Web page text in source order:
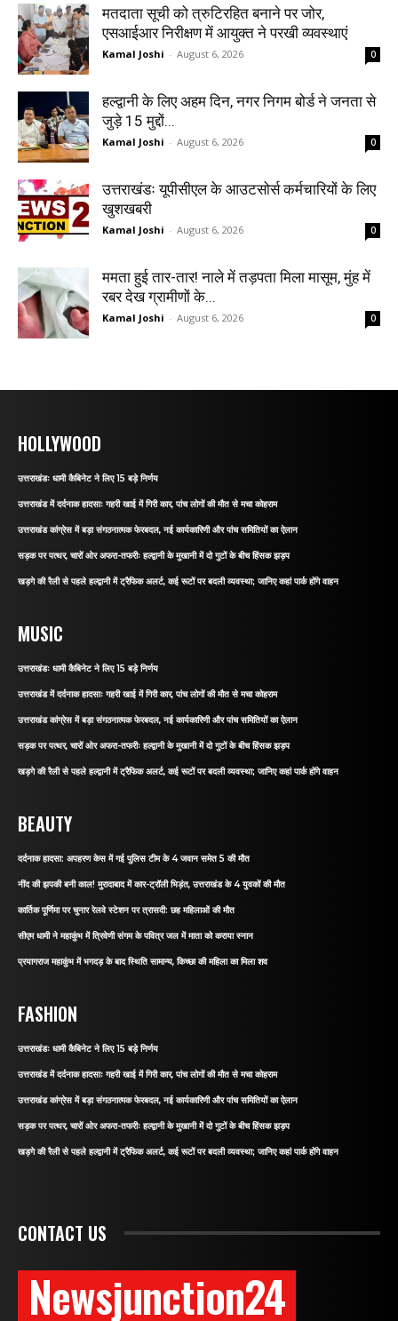
मतदाता सूची को त्रुटिरहित बनाने पर जोर,
एसआईआर निरीक्षण में आयुक्त ने परखी व्यवस्थाएं
Kamal Joshi - August 6, 2026 0
हल्द्वानी के लिए अहम दिन, नगर निगम बोर्ड ने जनता से
जुड़े 15 मुद्दों...
Kamal Joshi - August 6, 2026 0
उत्तराखंडः यूपीसीएल के आउटसोर्स कर्मचारियों के लिए
खुशखबरी
Kamal Joshi - August 6, 2026 0
ममता हुई तार-तार! नाले में तड़पता मिला मासूम, मुंह में
रबर देख ग्रामीणों के...
Kamal Joshi - August 6, 2026 0
HOLLYWOOD
उत्तराखंडः धामी कैबिनेट ने लिए 15 बड़े निर्णय
उत्तराखंड में दर्दनाक हादसाः गहरी खाई में गिरी कार, पांच लोगों की मौत से मचा कोहराम
उत्तराखंड कांग्रेस में बड़ा संगठनात्मक फेरबदल, नई कार्यकारिणी और पांच समितियों का ऐलान
सड़क पर पत्थर, चारों ओर अफरा-तफरीः हल्द्वानी के मुखानी में दो गुटों के बीच हिंसक झड़प
खड़गे की रैली से पहले हल्द्वानी में ट्रैफिक अलर्ट, कई रूटों पर बदली व्यवस्था; जानिए कहां पार्क होंगे वाहन
MUSIC
उत्तराखंडः धामी कैबिनेट ने लिए 15 बड़े निर्णय
उत्तराखंड में दर्दनाक हादसाः गहरी खाई में गिरी कार, पांच लोगों की मौत से मचा कोहराम
उत्तराखंड कांग्रेस में बड़ा संगठनात्मक फेरबदल, नई कार्यकारिणी और पांच समितियों का ऐलान
सड़क पर पत्थर, चारों ओर अफरा-तफरीः हल्द्वानी के मुखानी में दो गुटों के बीच हिंसक झड़प
खड़गे की रैली से पहले हल्द्वानी में ट्रैफिक अलर्ट, कई रूटों पर बदली व्यवस्था; जानिए कहां पार्क होंगे वाहन
BEAUTY
दर्दनाक हादसा: अपहरण केस में गई पुलिस टीम के 4 जवान समेत 5 की मौत
नींद की झपकी बनी काल! मुरादाबाद में कार-ट्रॉली भिड़ंत, उत्तराखंड के 4 युवकों की मौत
कार्तिक पूर्णिमा पर चुनार रेलवे स्टेशन पर त्रासदी: छह महिलाओं की मौत
सीएम धामी ने महाकुंभ में त्रिवेणी संगम के पवित्र जल में माता को कराया स्नान
प्रयागराज महाकुंभ में भगदड़ के बाद स्थिति सामान्य, किच्छा की महिला का मिला शव
FASHION
उत्तराखंडः धामी कैबिनेट ने लिए 15 बड़े निर्णय
उत्तराखंड में दर्दनाक हादसाः गहरी खाई में गिरी कार, पांच लोगों की मौत से मचा कोहराम
उत्तराखंड कांग्रेस में बड़ा संगठनात्मक फेरबदल, नई कार्यकारिणी और पांच समितियों का ऐलान
सड़क पर पत्थर, चारों ओर अफरा-तफरीः हल्द्वानी के मुखानी में दो गुटों के बीच हिंसक झड़प
खड़गे की रैली से पहले हल्द्वानी में ट्रैफिक अलर्ट, कई रूटों पर बदली व्यवस्था; जानिए कहां पार्क होंगे वाहन
CONTACT US
Newsjunction24